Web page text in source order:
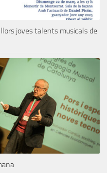
joves talents musicals de